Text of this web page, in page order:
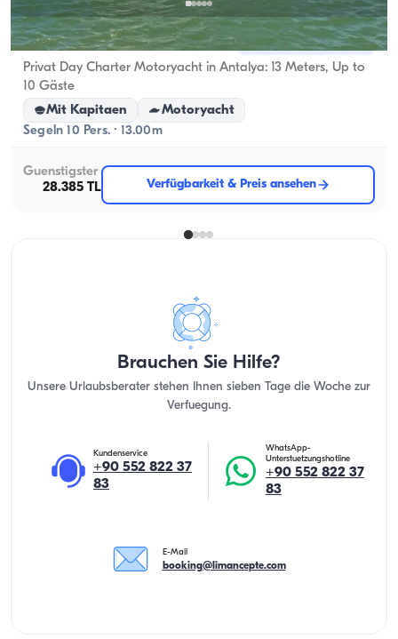
Antalya Zentrum, Antalya 5.0( 5 Bewertung)
Privat Day Charter Motoryacht in Antalya: 13 Meters, Up to
10 Gäste
Mit Kapitaen
Motoryacht
Segeln 10 Pers. · 13.00m
Guenstigster
28.385 TL
Verfügbarkeit & Preis ansehen
Brauchen Sie Hilfe?
Unsere Urlaubsberater stehen Ihnen sieben Tage die Woche zur
Verfuegung.
Kundenservice
+90 552 822 37
83
WhatsApp-
Unterstuetzungshotline
+90 552 822 37
83
E-Mail
booking@limancepte.com